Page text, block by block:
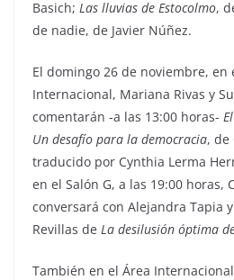
Basich; Las lluvias de Estocolmo,
de nadie, de Javier Núñez.
El domingo 26 de noviembre, en
Internacional, Mariana Rivas y
comentarán -a las 13:00 horas-
Un desafío para la democracia, de
traducido por Cynthia Lerma
en el Salón G, a las 19:00 horas,
conversará con Alejandra Tapia
Revillas de La desilusión óptima
También en el Área